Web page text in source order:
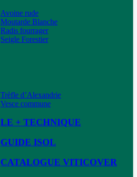
Avoine rude
Moutarde Blanche
Radis fourrager
Seigle Forestier
Trèfle d’Alexandrie
Vesce commune
LE + TECHNIQUE
GUIDE ISOL
CATALOGUE VITICOVER